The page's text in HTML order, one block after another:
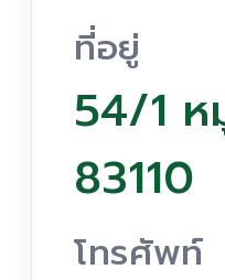
ที่อยู่
54/1 ห
83110
โทรศัพท์